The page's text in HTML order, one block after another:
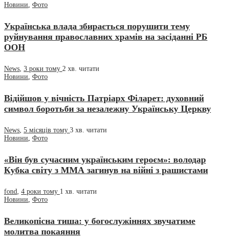
Новини, Фото
Українська влада збирається порушити тему
руйнування православних храмів на засіданні РБ
ООН
News, 3 роки тому 2 хв. читати
Новини, Фото
Відійшов у вічність Патріарх Філарет: духовний
символ боротьби за незалежну Українську Церкву
News, 5 місяців тому 3 хв. читати
Новини, Фото
«Він був сучасним українським героєм»: володар
Кубка світу з ММА загинув на війні з рашистами
fond, 4 роки тому 1 хв. читати
Новини, Фото
Великопісна тиша: у богослужіннях звучатиме
молитва покаяння